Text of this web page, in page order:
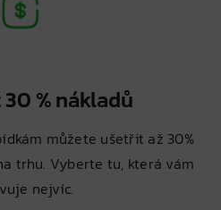
30 % nákladů
můžete ušetřit až 30%
trhu. Vyberte tu, která vám
nejvíc.